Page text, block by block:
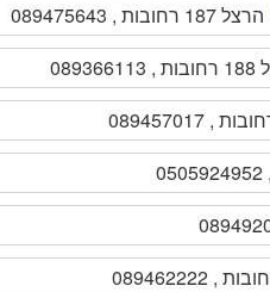
הרצל 187 רחובות , 089475643